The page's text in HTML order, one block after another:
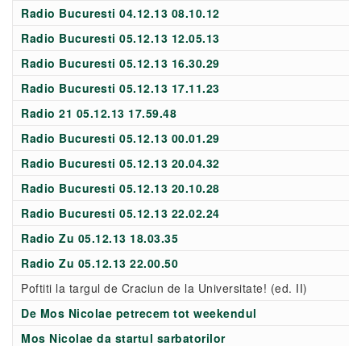
Radio Bucuresti 04.12.13 08.10.12
Radio Bucuresti 05.12.13 12.05.13
Radio Bucuresti 05.12.13 16.30.29
Radio Bucuresti 05.12.13 17.11.23
Radio 21 05.12.13 17.59.48
Radio Bucuresti 05.12.13 00.01.29
Radio Bucuresti 05.12.13 20.04.32
Radio Bucuresti 05.12.13 20.10.28
Radio Bucuresti 05.12.13 22.02.24
Radio Zu 05.12.13 18.03.35
Radio Zu 05.12.13 22.00.50
Poftiti la targul de Craciun de la Universitate! (ed. II)
De Mos Nicolae petrecem tot weekendul
Mos Nicolae da startul sarbatorilor